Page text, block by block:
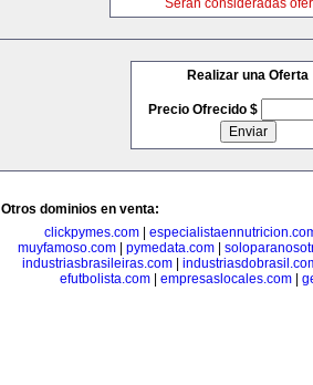
Serán consideradas
Realizar una Oferta
Precio Ofrecido $
Otros dominios en venta:
clickpymes.com
muyfamoso.com
pymedata.com
industriasbrasileiras.com|
efutbolista.com| empresaslocales.com|